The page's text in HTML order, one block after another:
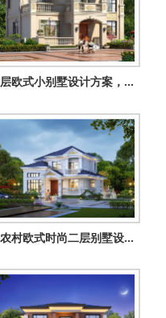
二层欧式小别墅设计方案，全套建筑设计图纸+外观效果图
新农村欧式时尚二层别墅设计图纸，120平方米自建房